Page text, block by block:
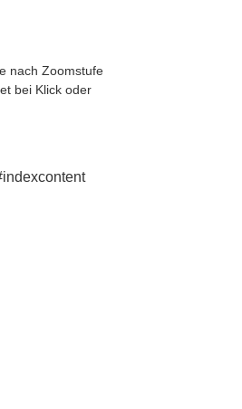
nach Zoomstufe
bei Klick oder